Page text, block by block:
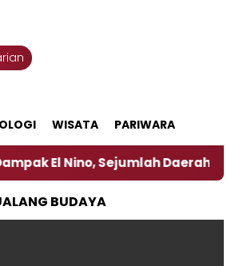
WISATA PARIWARA
Sejumlah Daerah di Jember
BUDAYA